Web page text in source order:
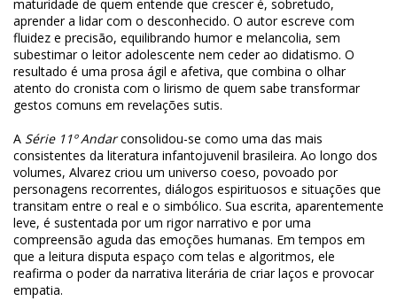
maturidade de quem entende que crescer é, sobretudo,
aprender a lidar com o desconhecido. O autor escreve com
fluidez e precisão, equilibrando humor e melancolia, sem
subestimar o leitor adolescente nem ceder ao didatismo. O
resultado é uma prosa ágil e afetiva, que combina o olhar
atento do cronista com o lirismo de quem sabe transformar
gestos comuns em revelações sutis.
A Série 11º Andarconsolidou-se como uma das mais
consistentes da literatura infantojuvenil brasileira. Ao longo dos
volumes, Alvarez criou um universo coeso, povoado por
personagens recorrentes, diálogos espirituosos e situações que
transitam entre o real e o simbólico. Sua escrita, aparentemente
leve, é sustentada por um rigor narrativo e por uma
compreensão aguda das emoções humanas. Em tempos em
que a leitura disputa espaço com telas e algoritmos, ele
reafirma o poder da narrativa literária de criar laços e provocar
empatia.